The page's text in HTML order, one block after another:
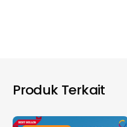
Produk Terkait